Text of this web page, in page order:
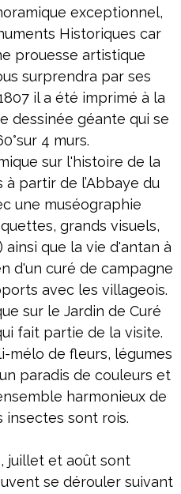
exceptionnel,
Historiques car
prouesse artistique
surprendra par ses
il a été imprimé à la
dessinée géante qui se
4 murs.
sur l'histoire de la
partir de l’Abbaye du
une muséographie
grands visuels,
ainsi que la vie d'antan à
d'un curé de campagne
avec les villageois.
sur le Jardin de Curé
fait partie de la visite.
mélo de fleurs, légumes
paradis de couleurs et
harmonieux de
insectes sont rois.
juillet et août sont
se dérouler suivant